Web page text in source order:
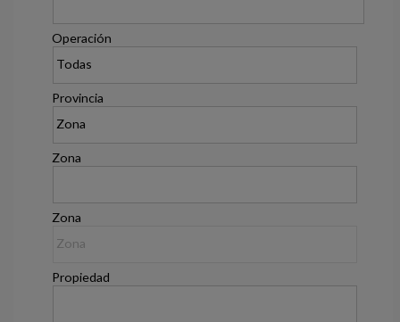
Operación
Provincia
Zona
Zona
Propiedad